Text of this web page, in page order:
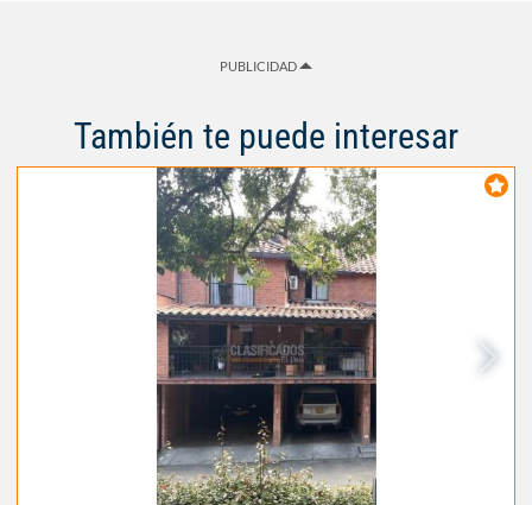
PUBLICIDAD
También te puede interesar